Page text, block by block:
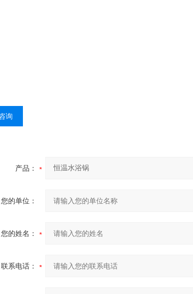
询
产品：
您的单位：
您的姓名：
联系电话：